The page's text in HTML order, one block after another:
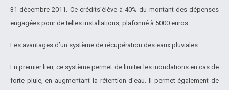
31 décembre 2011. Ce crédits’élève à 40% du montant des dépenses
engagées pour de telles installations, plafonné à 5000 euros.
Les avantages d’un système de récupération des eaux pluviales:
En premier lieu, ce système permet de limiter les inondations en cas de
forte pluie, en augmentant la rétention d’eau. Il permet également de